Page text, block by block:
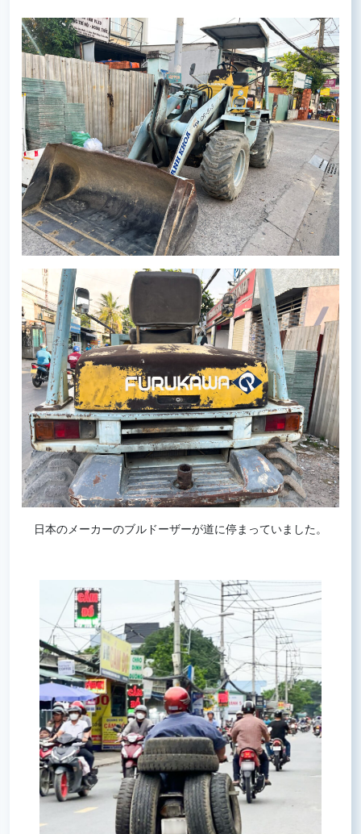
日本のメーカーのブルドーザーが道に停まっていました。